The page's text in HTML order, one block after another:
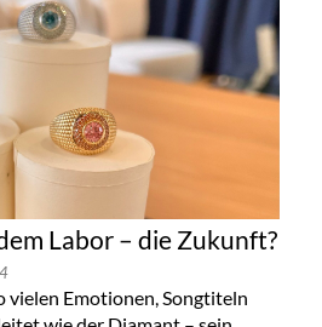
Labor – die Zukunft?
vielen Emotionen, Songtiteln